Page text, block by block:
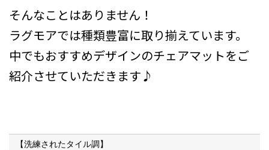
そんなことはありません！
ラグモアでは種類豊富に取り揃えています。
中でもおすすめデザインのチェアマットをご
紹介させていただきます♪
【洗練されたタイル調】